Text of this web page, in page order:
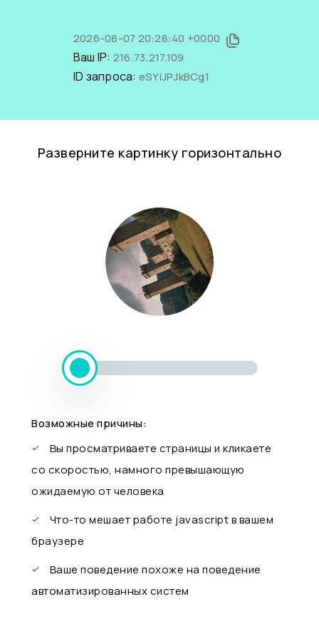
2026-08-07 20:28:40 +0000
Ваш IP: 216.73.217.109
ID запроса: eSYiJPJkBCg1
Разверните картинку горизонтально
Возможные причины:
Вы просматриваете страницы и кликаете
со скоростью, намного превышающую
ожидаемую от человека
Что-то мешает работе javascript в вашем
браузере
Ваше поведение похоже на поведение
автоматизированных систем